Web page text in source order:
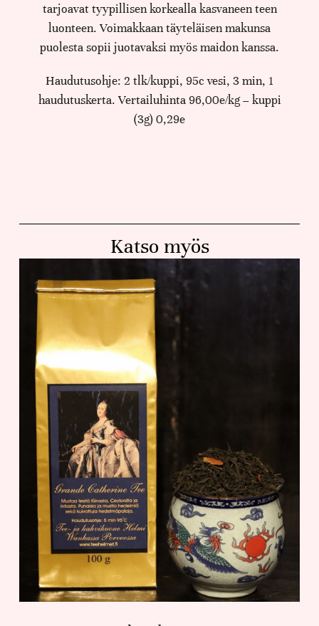
tarjoavat tyypillisen korkealla kasvaneen teen
luonteen. Voimakkaan täyteläisen makunsa
puolesta sopii juotavaksi myös maidon kanssa.
Haudutusohje: 2 tlk/kuppi, 95c vesi, 3 min, 1
haudutuskerta. Vertailuhinta 96,00e/kg – kuppi
(3g) 0,29e
Katso myös